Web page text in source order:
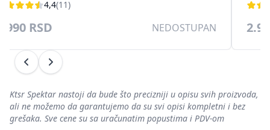
4,4(11)
RSD NEDOSTUPAN
Prethodni
Sledeći
Ktsr Spektar nastoji da bude što precizniji u opisu svih proizvoda,
ali ne možemo da garantujemo da su svi opisi kompletni i bez
grešaka. Sve cene su sa uračunatim popustima i PDV-om